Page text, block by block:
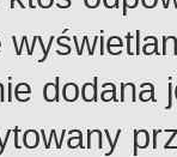
dodana